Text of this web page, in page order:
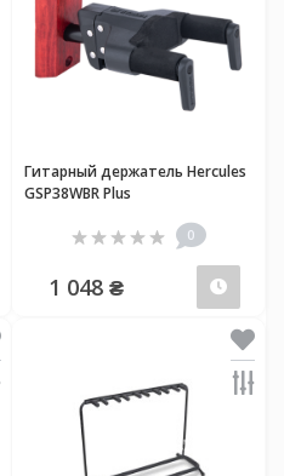
Предзаказ
Гитарный держатель Hercules
GSP38WBR Plus
0
1 048 ₴